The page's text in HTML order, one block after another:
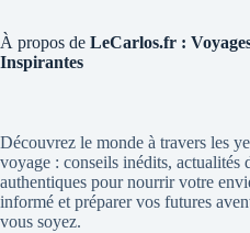
À propos de LeCarlos.fr :
Inspirantes
Découvrez le monde à travers les
voyage : conseils inédits, actualités
authentiques pour nourrir votre
informé et préparer vos futures
vous soyez.